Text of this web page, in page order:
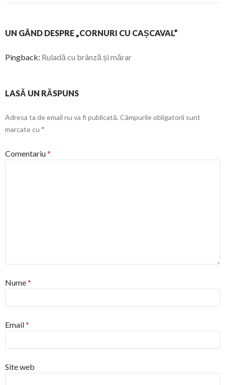
UN GÂND DESPRE „CORNURI CU CAȘCAVAL”
Pingback: Ruladă cu brânză și mărar
LASĂ UN RĂSPUNS
Adresa ta de email nu va fi publicată. Câmpurile obligatorii sunt
marcate cu *
Comentariu*
Nume*
Email*
Site web